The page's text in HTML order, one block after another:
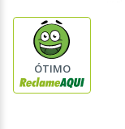
ÓTIMO